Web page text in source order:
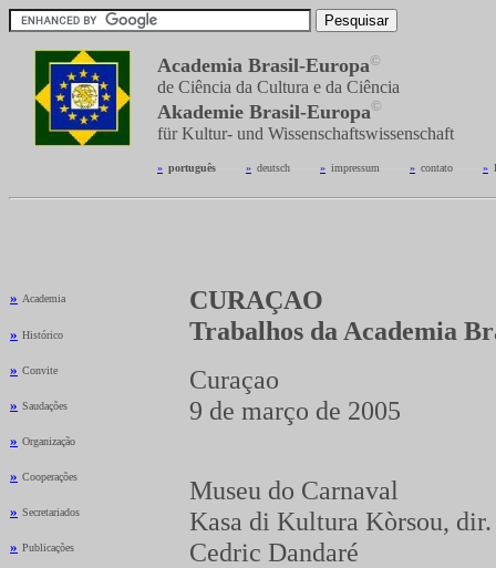
Academia Brasil-Europa©
de Ciência da Cultura e da Ciência
Akademie Brasil-Europa©
für Kultur- und Wissenschaftswissenschaft
» português » deutsch » impressum » contato »
» Academia
» Histórico
» Convite
» Saudações
» Organização
» Cooperações
» Secretariados
» Publicações
CURAÇAO
Trabalhos da Academia
Curaçao
9 de março de 2005
Museu do Carnaval
Kasa di Kultura Kòrsou,
Cedric Dandaré